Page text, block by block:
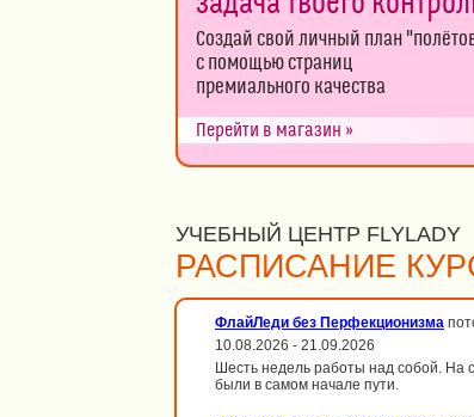
Создай свой личный план
с помощью страниц
премиального качества
Перейти в магазин »
УЧЕБНЫЙ ЦЕНТР FLYLADY
РАСПИСАНИЕ
ФлайЛеди без Перфекционизма
10.08.2026 - 21.09.2026
Шесть недель работы над собой. На
были в самом начале пути.